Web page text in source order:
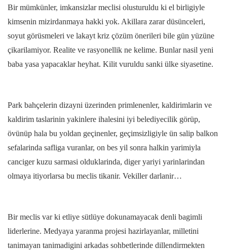
Bir mümkünler, imkansizlar meclisi olusturuldu ki el birligiyle
kimsenin mizirdanmaya hakki yok. Akillara zarar düsünceleri,
soyut görüsmeleri ve lakayt kriz çözüm önerileri bile gün yüzüne
çikarilamiyor. Realite ve rasyonellik ne kelime. Bunlar nasil yeni
baba yasa yapacaklar heyhat. Kilit vuruldu sanki ülke siyasetine.
Park bahçelerin dizayni üzerinden primlenenler, kaldirimlarin ve
kaldirim taslarinin yakinlere ihalesini iyi belediyecilik görüp,
övünüp hala bu yoldan geçinenler, geçimsizligiyle ün salip balkon
sefalarinda safliga vuranlar, on bes yil sonra halkin yarimiyla
canciger kuzu sarmasi olduklarinda, diger yariyi yarinlarindan
olmaya itiyorlarsa bu meclis tikanir. Vekiller darlanir…
Bir meclis var ki etliye sütlüye dokunamayacak denli bagimli
liderlerine. Medyaya yaranma projesi hazirlayanlar, milletini
tanimayan tanimadigini arkadas sohbetlerinde dillendirmekten